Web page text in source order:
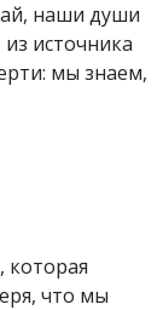
наши души
источника
мы знаем,
что мы